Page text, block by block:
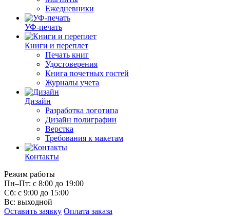
Ежедневники
УФ-печать
Книги и переплет
Печать книг
Удостоверения
Книга почетных гостей
Журналы учета
Дизайн
Разработка логотипа
Дизайн полиграфии
Верстка
Требования к макетам
Контакты
Режим работы
Пн–Пт: с 8:00 до 19:00
Сб: с 9:00 до 15:00
Вс: выходной
Оставить заявку Оплата заказа